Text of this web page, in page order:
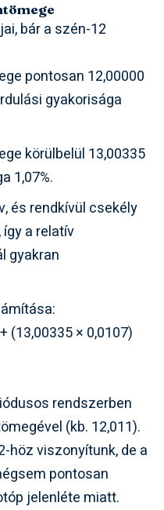
bár a szén-12
pontosan 12,00000
gyakorisága
körülbelül 13,00335
1,07%.
és rendkívül csekély
a relatív
gyakran
(13,00335 × 0,0107)
rendszerben
(kb. 12,011).
höz viszonyítunk, de a
pontosan
jelenléte miatt.